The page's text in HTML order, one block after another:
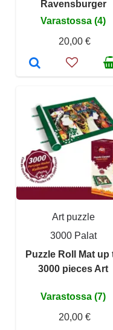
Ravensburger
Varastossa (4)
20,00 €
Art puzzle
3000 Palat
Puzzle Roll Mat up
3000 pieces Art
Varastossa (7)
20,00 €